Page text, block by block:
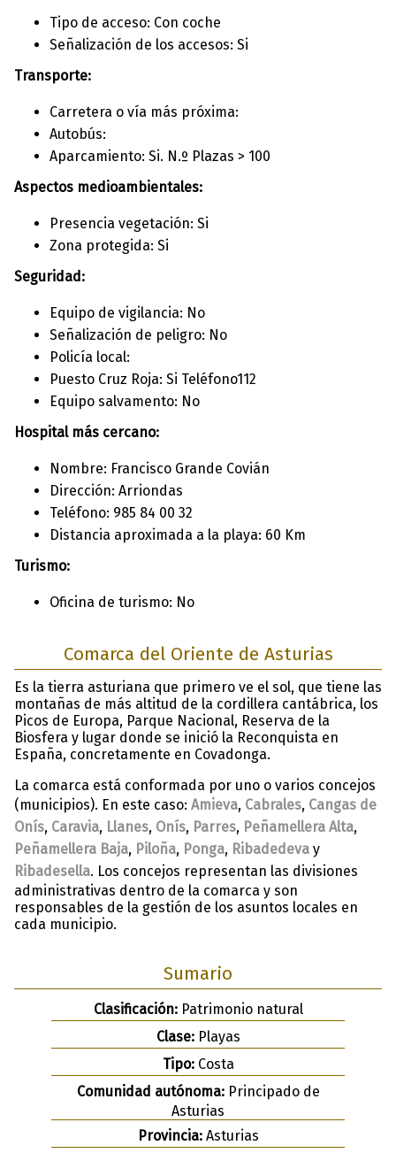
Tipo de acceso: Con coche
Señalización de los accesos: Si
Transporte:
Carretera o vía más próxima:
Autobús:
Aparcamiento: Si. N.º Plazas > 100
Aspectos medioambientales:
Presencia vegetación: Si
Zona protegida: Si
Seguridad:
Equipo de vigilancia: No
Señalización de peligro: No
Policía local:
Puesto Cruz Roja: Si Teléfono112
Equipo salvamento: No
Hospital más cercano:
Nombre: Francisco Grande Covián
Dirección: Arriondas
Teléfono: 985 84 00 32
Distancia aproximada a la playa: 60 Km
Turismo:
Oficina de turismo: No
Comarca del Oriente de Asturias
Es la tierra asturiana que primero ve el sol, que tiene las
montañas de más altitud de la cordillera cantábrica, los
Picos de Europa, Parque Nacional, Reserva de la
Biosfera y lugar donde se inició la Reconquista en
España, concretamente en Covadonga.
La comarca está conformada por uno o varios concejos
(municipios). En este caso: Amieva, Cabrales, Cangas de
Onís, Caravia, Llanes, Onís, Parres, Peñamellera Alta,
Peñamellera Baja, Piloña, Ponga, Ribadedeva y
Ribadesella. Los concejos representan las divisiones
administrativas dentro de la comarca y son
responsables de la gestión de los asuntos locales en
cada municipio.
Sumario
Clasificación:Patrimonio natural
Clase:Playas
Tipo:Costa
Comunidad autónoma:Principado de
Asturias
Provincia:Asturias